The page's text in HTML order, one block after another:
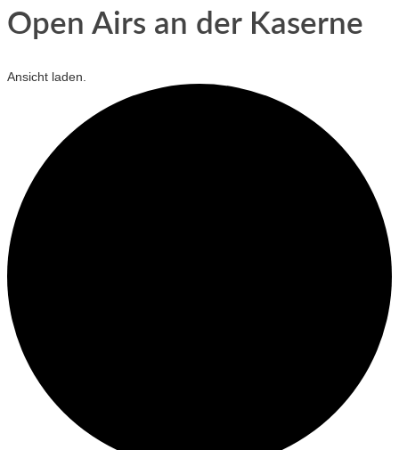
Open Airs an der Kaserne
Ansicht laden.